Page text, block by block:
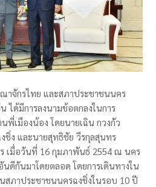
าจักรไทย และสภาประชาชนนคร
ได้มีการลงนามข้อตกลงในการ
เมืองน้อง โดยนายเฉิน กวงกัว
ชิ่ง และนายสุทธิชัย วีรกุลสุนทร
เมื่อวันที่ 16 กุมภาพันธ์ 2554 ณ นคร
ดีกันมาโดยตลอด โดยการเดินทางใน
สภาประชาชนนครฉงชิ่งในรอบ 10 ปี